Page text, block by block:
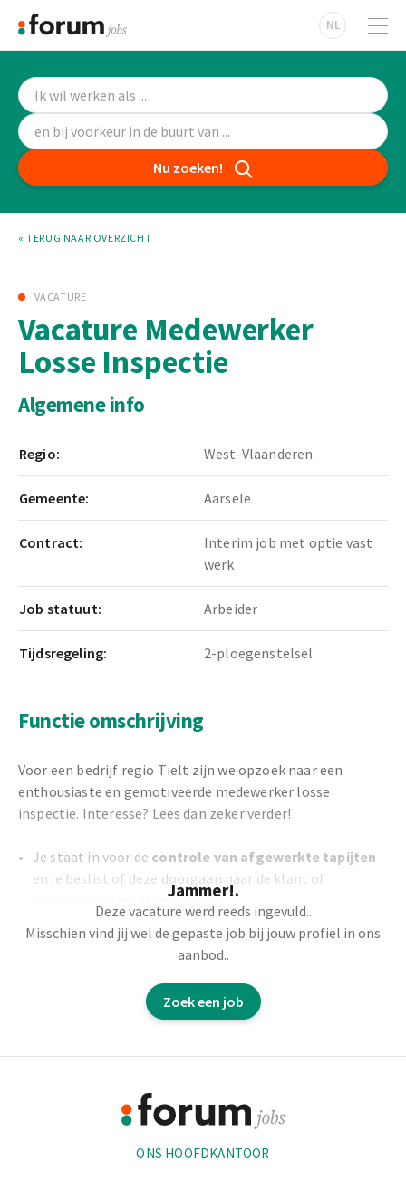
NL
Nu zoeken!
« TERUG NAAR OVERZICHT
VACATURE
Vacature Medewerker
Losse Inspectie
Algemene info
Regio: West-Vlaanderen
Gemeente: Aarsele
Contract:
Interim job met optie vast
werk
Job statuut: Arbeider
Tijdsregeling: 2-ploegenstelsel
Functie omschrijving
Voor een bedrijf regio Tielt zijn we opzoek naar een
enthousiaste en gemotiveerde medewerker losse
inspectie. Interesse? Lees dan zeker verder!
Je staat in voor de controle van afgewerkte tapijten
en je beslist of deze doorgaan naar de klant of
gecorrigeerd moeten worden.
lijmen, stomen, bijsnijden van fouten en
bijkleuren van tapijtenindien nodig.
van tapijten.
bekijken en aanpassen.
Elke actie die je onderneemtregistreer
Jammer!.
Deze vacature werd reeds ingevuld..
Misschien vind jij wel de gepaste job bij jouw profiel in ons
aanbod..
Zoek een job
ONS HOOFDKANTOOR